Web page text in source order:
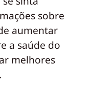
sobre
aumentar
a saúde do
melhores